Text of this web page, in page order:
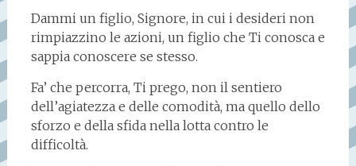
Dammi un figlio, Signore, in cui i desideri non
rimpiazzino le azioni, un figlio che Ti conosca e
sappia conoscere se stesso.
Fa’ che percorra, Ti prego, non il sentiero
dell’agiatezza e delle comodità, ma quello dello
sforzo e della sfida nella lotta contro le
difficoltà.